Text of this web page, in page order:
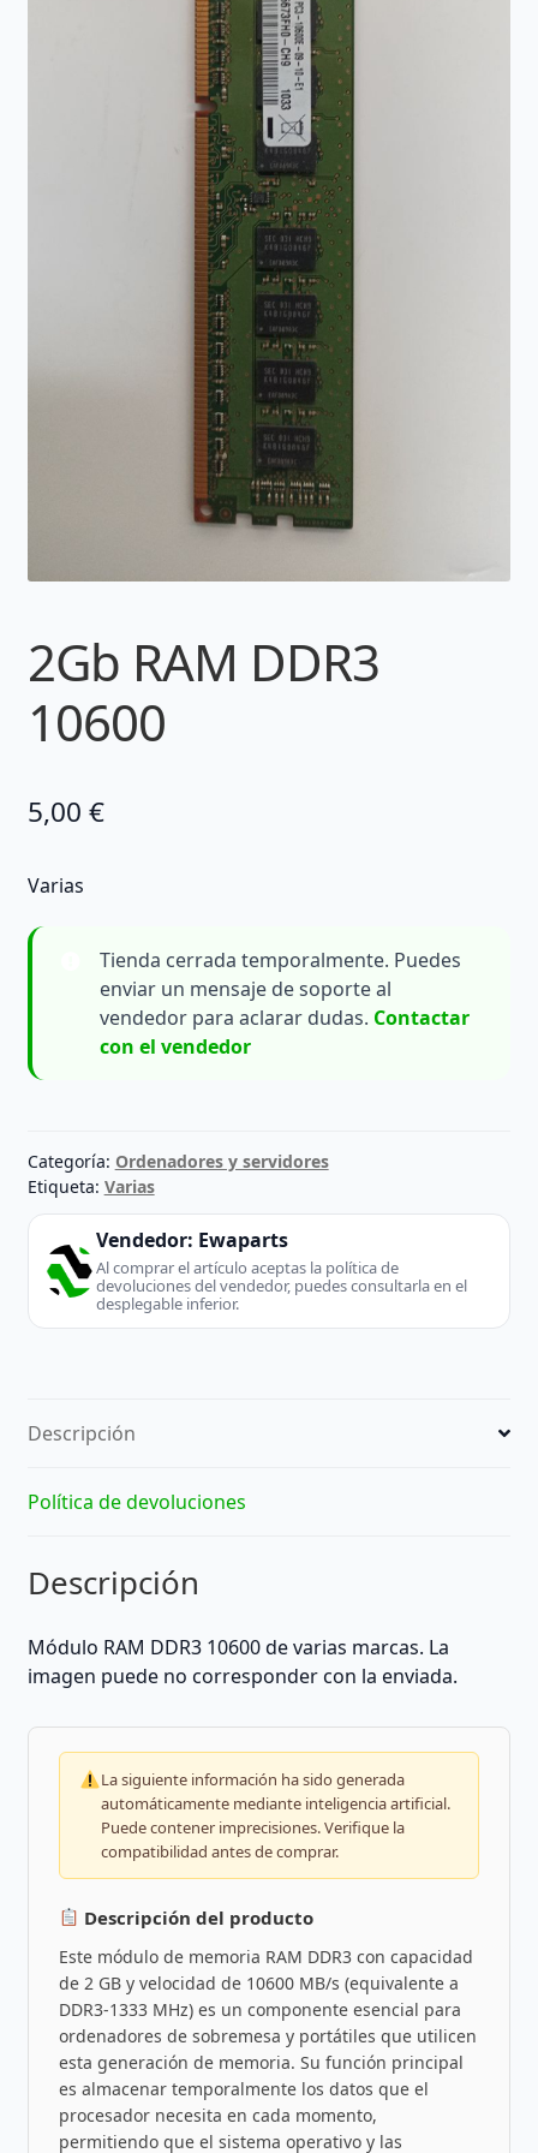
2Gb RAM DDR3
10600
5,00 €
Varias
Tienda cerrada temporalmente. Puedes
enviar un mensaje de soporte al
vendedor para aclarar dudas. Contactar
con el vendedor
Categoría: Ordenadores y servidores
Etiqueta: Varias
Vendedor: Ewaparts
Al comprar el artículo aceptas la política de
devoluciones del vendedor, puedes consultarla en el
desplegable inferior.
Descripción
Política de devoluciones
Descripción
Módulo RAM DDR3 10600 de varias marcas. La
imagen puede no corresponder con la enviada.
La siguiente información ha sido generada
automáticamente mediante inteligencia artificial.
Puede contener imprecisiones. Verifique la
compatibilidad antes de comprar.
Descripción del producto
Este módulo de memoria RAM DDR3 con capacidad
de 2 GB y velocidad de 10600 MB/s (equivalente a
DDR3-1333 MHz) es un componente esencial para
ordenadores de sobremesa y portátiles que utilicen
esta generación de memoria. Su función principal
es almacenar temporalmente los datos que el
procesador necesita en cada momento,
permitiendo que el sistema operativo y las